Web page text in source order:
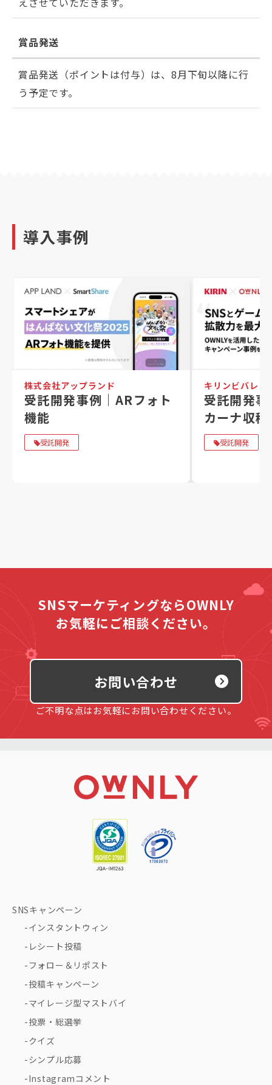
賞品発送
賞品発送（ポイントは付与）は、8月下旬以降に行
う予定です。
導入事例
株式会社アップランド
受託開発事例｜ARフォト
機能
受託開発
キリンビバレッ
受託開発
カーナ収
受託開発
SNSマーケティングならOWNLY
お気軽にご相談ください。
お問い合わせ
ご不明な点はお気軽にお問い合わせください。
SNSキャンペーン
インスタントウィン
レシート投稿
フォロー＆リポスト
投稿キャンペーン
マイレージ型マストバイ
投票・総選挙
クイズ
シンプル応募
Instagramコメント